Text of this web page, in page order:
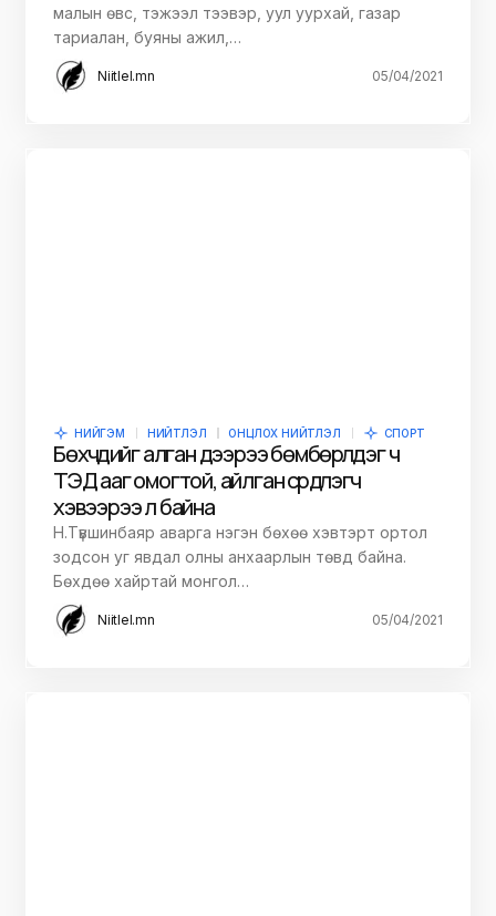
малын өвс, тэжээл тээвэр, уул уурхай, газар
тариалан, буяны ажил,…
Niitlel.mn 05/04/2021
НИЙГЭМ НИЙТЛЭЛ ОНЦЛОХ НИЙТЛЭЛ СПОРТ
Бөхчүүдийг алган дээрээ бөмбөрүүлдэг ч
ТЭД ааг омогтой, айлган сүрдүүлэгч
хэвээрээ л байна
Н.Түвшинбаяр аварга нэгэн бөхөө хэвтэрт ортол
зодсон уг явдал олны анхаарлын төвд байна.
Бөхдөө хайртай монгол…
Niitlel.mn 05/04/2021